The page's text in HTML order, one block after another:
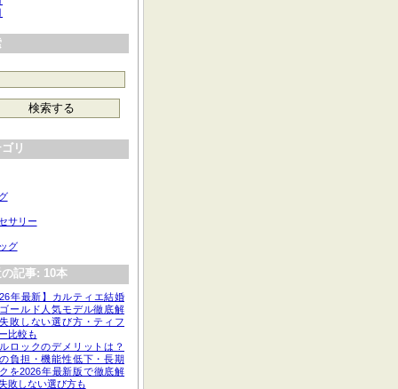
リ
サリー
グ
記事: 10本
年最新】カルティエ結婚
ールド人気モデル徹底解
敗しない選び方・ティフ
比較も
ロックのデメリットは？
負担・機能性低下・長期
を2026年最新版で徹底解
敗しない選び方も